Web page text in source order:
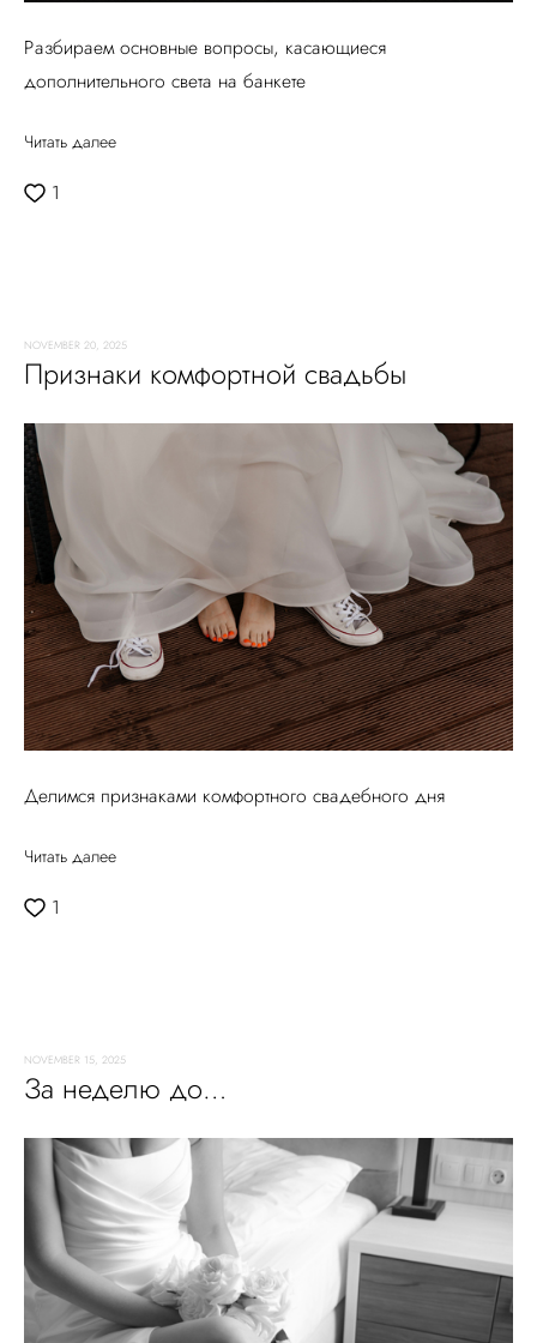
Разбираем основные вопросы, касающиеся
дополнительного света на банкете
Читать далее
1
NOVEMBER 20, 2025
Признаки комфортной свадьбы
Делимся признаками комфортного свадебного дня
Читать далее
1
NOVEMBER 15, 2025
За неделю до…